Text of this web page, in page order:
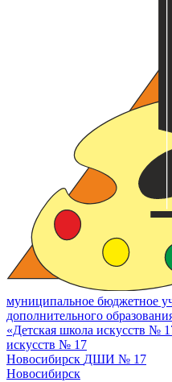
муниципальное бюджетное
дополнительного
«Детская школа искусств №
искусств № 17
Новосибирск ДШИ № 17
Новосибирск